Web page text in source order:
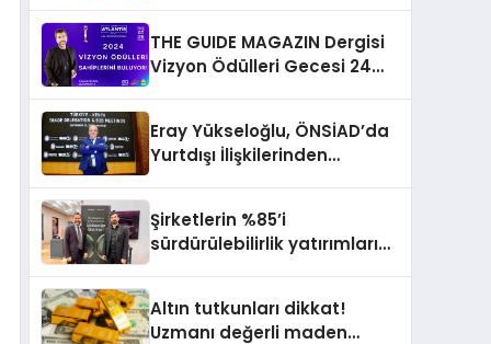
THE GUIDE MAGAZIN Dergisi
Vizyon Ödülleri Gecesi 24
Eray Yükseloğlu, ÖNSİAD’da
Yurtdışı İlişkilerinden
Şirketlerin %85’i
sürdürülebilirlik yatırımlarını
Altın tutkunları dikkat!
Uzmanı değerli maden